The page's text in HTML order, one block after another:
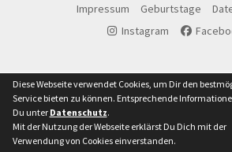
Impressum
Geburtstage
Instagram
Diese Webseite verwendet Cookies, um Dir den
Service bieten zu können. Entsprechende
Du unter Datenschutz.
Mit der Nutzung der Webseite erklärst Du Dich mit der
Verwendung von Cookies einverstanden.